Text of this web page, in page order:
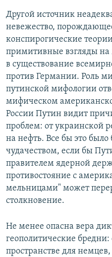
Другой источник
невежество,
конспирогические
примитивные взгляды на
в существование
против Германии. Роль
путинской мифологии
мифическом
России Путин видит
проблем: от украинской
на нефть. Все бы это
чудачеством, если бы
правителем ядерной
противостояние с
мельницами" может
столкновение.
Не менее опасна вера
геополитические
пространстве для